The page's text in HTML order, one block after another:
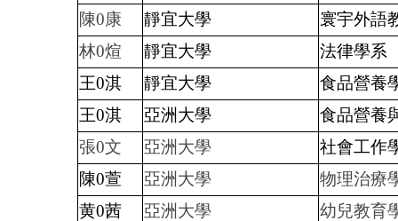
陳0康 靜宜大學
寰宇外語
林0煊
靜宜大學
法律學系
王0淇
靜宜大學
食品營養
王0淇
亞洲大學
食品營養
張0文
亞洲大學
社會工作
陳0萱
亞洲大學
物理治療
黄0茜
亞洲大學
幼兒教育